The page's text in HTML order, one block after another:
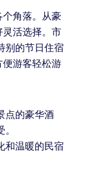
角落。从豪
活选择。市
别的节日住宿
游客轻松游
点的豪华酒
和温暖的民宿